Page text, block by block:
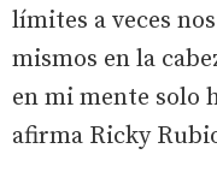
límites a veces
mismos en la
en mi mente solo
afirma Ricky